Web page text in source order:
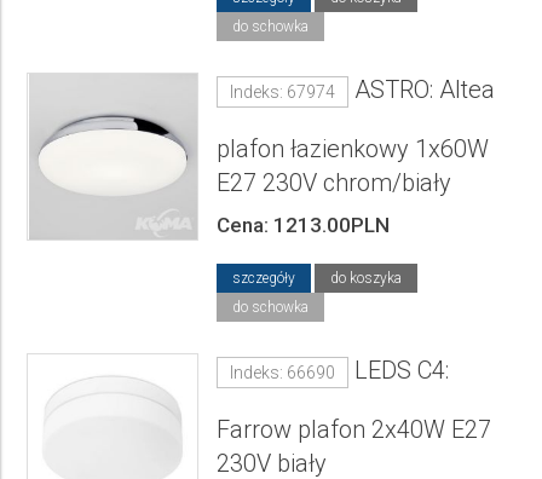
do schowka
Indeks: 67974 ASTRO: Altea
plafon łazienkowy 1x60W
E27 230V chrom/biały
Cena: 1213.00PLN
szczegóły
do koszyka
do schowka
Indeks: 66690 LEDS C4:
Farrow plafon 2x40W E27
230V biały